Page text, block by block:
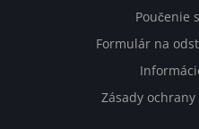
Poučenie
Formulár na
Zásady